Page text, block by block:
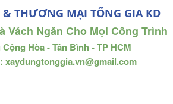
THƯƠNG MẠI TỐNG GIA KD
Vách Ngăn Cho Mọi Công Trình
Hòa - Tân Bình - TP HCM
xaydungtonggia.vn@gmail.com